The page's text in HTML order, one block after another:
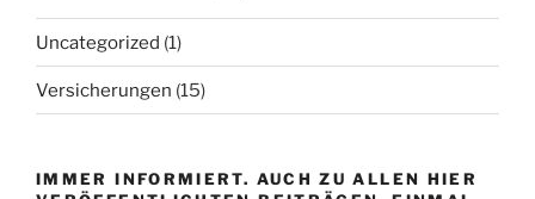
Uncategorized (1)
Versicherungen (15)
IMMER INFORMIERT. AUCH ZU ALLEN HIER